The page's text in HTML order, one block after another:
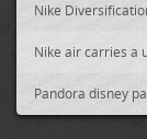
Nike
Nike air carries a
Pandora disney